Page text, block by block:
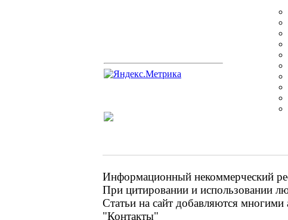
Информационный некоммерческий
При цитировании и использовании
Статьи на сайт добавляются
"Контакты"